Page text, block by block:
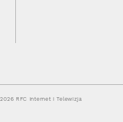
RFC Internet i Telewizja